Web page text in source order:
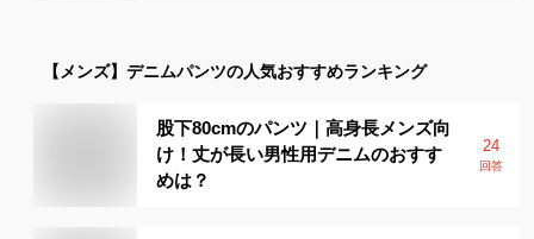
【メンズ】 デニムパンツの人気おすすめランキング
股下80cmのパンツ｜高身長メンズ向
け！丈が長い男性用デニムのおすす
めは？
24
回答